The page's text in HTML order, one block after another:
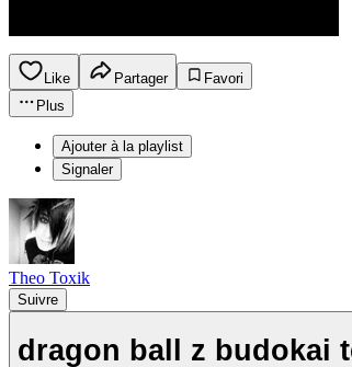
Like Partager
Favori
Plus
Ajouter à la playlist
Signaler
Theo Toxik
Suivre
dragon ball z budokai